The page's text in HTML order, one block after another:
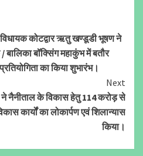
कोटद्वार ऋतु खण्डूडी भूषण ने
बालिका बॉक्सिंग महाकुंभ में बतौर
का किया शुभारंभ।
Next
ने नैनीताल के विकास हेतु 114 करोड़ से
कार्यों का लोकार्पण एवं शिलान्यास
किया।